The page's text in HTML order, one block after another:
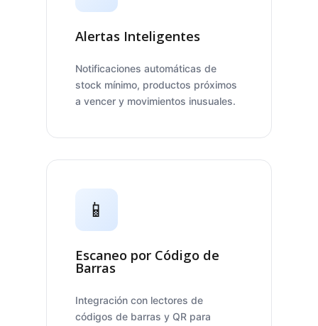
Alertas Inteligentes
Notificaciones automáticas de
stock mínimo, productos próximos
a vencer y movimientos inusuales.
📱
Escaneo por Código de
Barras
Integración con lectores de
códigos de barras y QR para